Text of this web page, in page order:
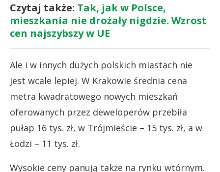
Czytaj także: Tak, jak w Polsce,
mieszkania nie drożały nigdzie. Wzrost
cen najszybszy w UE
Ale i w innych dużych polskich miastach nie
jest wcale lepiej. W Krakowie średnia cena
metra kwadratowego nowych mieszkań
oferowanych przez deweloperów przebiła
pułap 16 tys. zł, w Trójmieście – 15 tys. zł, a w
Łodzi – 11 tys. zł.
Wysokie ceny panują także na rynku wtórnym.